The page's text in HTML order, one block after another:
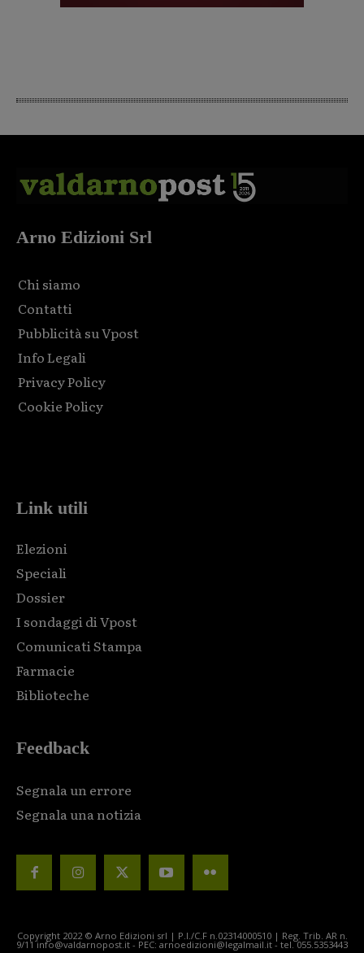
Arno Edizioni Srl
Chi siamo
Contatti
Pubblicità su Vpost
Info Legali
Privacy Policy
Cookie Policy
Link utili
Elezioni
Speciali
Dossier
I sondaggi di Vpost
Comunicati Stampa
Farmacie
Biblioteche
Feedback
Segnala un errore
Segnala una notizia
Copyright 2022 © Arno Edizioni srl | P.I./C.F n.02314000510 | Reg. Trib. AR n.
9/11 info@valdarnopost.it - PEC: arnoedizioni@legalmail.it - tel. 055.5353443